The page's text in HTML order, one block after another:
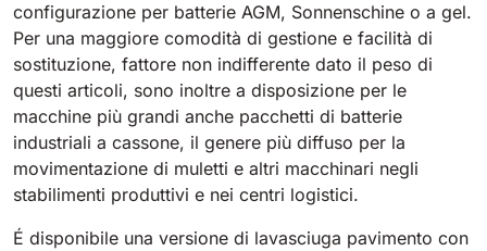
configurazione per batterie AGM, Sonnenschine o a gel.
Per una maggiore comodità di gestione e facilità di
sostituzione, fattore non indifferente dato il peso di
questi articoli, sono inoltre a disposizione per le
macchine più grandi anche pacchetti di batterie
industriali a cassone, il genere più diffuso per la
movimentazione di muletti e altri macchinari negli
stabilimenti produttivi e nei centri logistici.
É disponibile una versione di lavasciuga pavimento con